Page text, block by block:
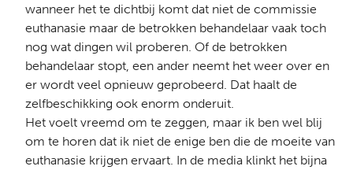
wanneer het te dichtbij komt dat niet de commissie
euthanasie maar de betrokken behandelaar vaak toch
nog wat dingen wil proberen. Of de betrokken
behandelaar stopt, een ander neemt het weer over en
er wordt veel opnieuw geprobeerd. Dat haalt de
zelfbeschikking ook enorm onderuit.
Het voelt vreemd om te zeggen, maar ik ben wel blij
om te horen dat ik niet de enige ben die de moeite van
euthanasie krijgen ervaart. In de media klinkt het bijna